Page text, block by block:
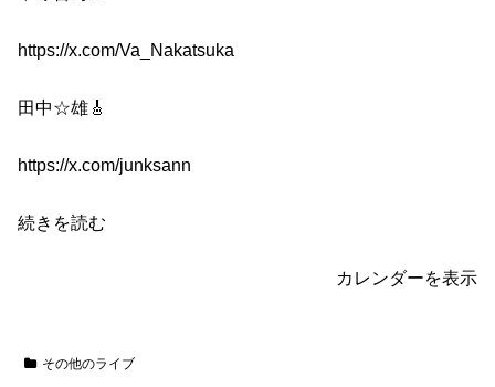
https://x.com/Va_Nakatsuka
田中☆雄🎸
https://x.com/junksann
続きを読む
カレンダーを表示
その他のライブ